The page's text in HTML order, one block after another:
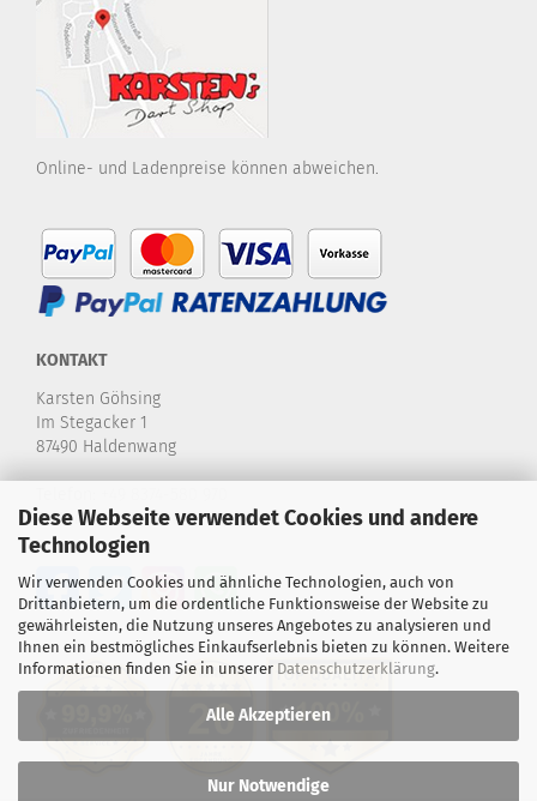
Diese Webseite verwendet Cookies und andere
Technologien
Wir verwenden Cookies und ähnliche Technologien, auch von
Drittanbietern, um die ordentliche Funktionsweise der Website zu
gewährleisten, die Nutzung unseres Angebotes zu analysieren und
Ihnen ein bestmögliches Einkaufserlebnis bieten zu können. Weitere
Informationen finden Sie in unserer Datenschutzerklärung.
Alle Akzeptieren
Nur Notwendige
Online- und Ladenpreise können abweichen.
KONTAKT
Karsten Göhsing
Im Stegacker 1
87490 Haldenwang
E-Mail:info@karstensdartshop.de